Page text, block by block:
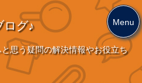
ログ♪
思う疑問の解決情報やお役立ち
Menu